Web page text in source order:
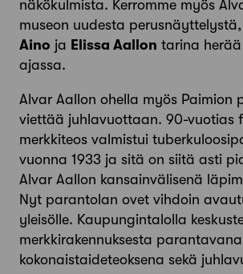
näkökulmista. Kerromme myös
museon uudesta
Aino ja Elissa Aallon tarina
ajassa.
Alvar Aallon ohella myös Paimion
viettää juhlavuottaan. 90-vuotias
merkkiteos valmistui
vuonna 1933 ja sitä on siitä asti
Alvar Aallon kansainvälisenä
Nyt parantolan ovet vihdoin
yleisölle. Kaupungintalolla
merkkirakennuksesta parantavana
kokonaistaideteoksena sekä